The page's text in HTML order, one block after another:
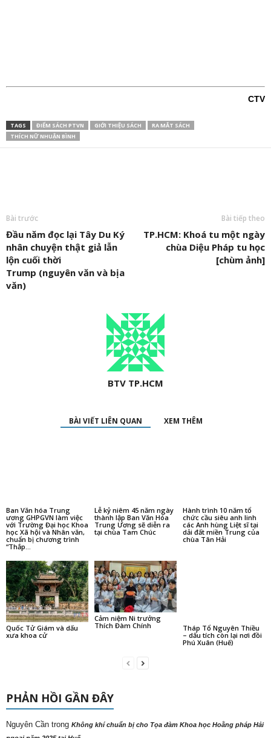
CTV
TAGS ĐIỂM SÁCH PTVN GIỚI THIỆU SÁCH
RA MẮT SÁCH
THÍCH NỮ NHUẬN BÌNH
Bài trước
Đầu năm đọc lại Tây Du Ký
nhân chuyện thật giả lẫn
lộn cuối thời
Trump (nguyên văn và bịa
văn)
Bài tiếp theo
TP.HCM: Khoá tu một ngày
chùa Diệu Pháp tu học
[chùm ảnh]
BTV TP.HCM
BÀI VIẾT LIÊN QUAN XEM THÊM
Ban Văn hóa Trung
ương GHPGVN làm việc
với Trường Đại học Khoa
học Xã hội và Nhân văn,
chuẩn bị chương trình
“Thắp...
Lễ kỷ niêm 45 năm ngày
thành lập Ban Văn Hóa
Trung Ương sẽ diễn ra
tại chùa Tam Chúc
Hành trình 10 năm tổ
chức cầu siêu anh linh
các Anh hùng Liệt sĩ tại
dải đất miền Trung của
chùa Tân Hải
Quốc Tử Giám và dấu
xưa khoa cử
Cảm niệm Ni trưởng
Thích Đàm Chính
Tháp Tổ Nguyên Thiều
– dấu tích còn lại nơi đồi
Phú Xuân (Huế)
PHẢN HỒI GẦN ĐÂY
Nguyên Cần trong Không khí chuẩn bị cho Tọa đàm Khoa học Hoằng pháp Hải